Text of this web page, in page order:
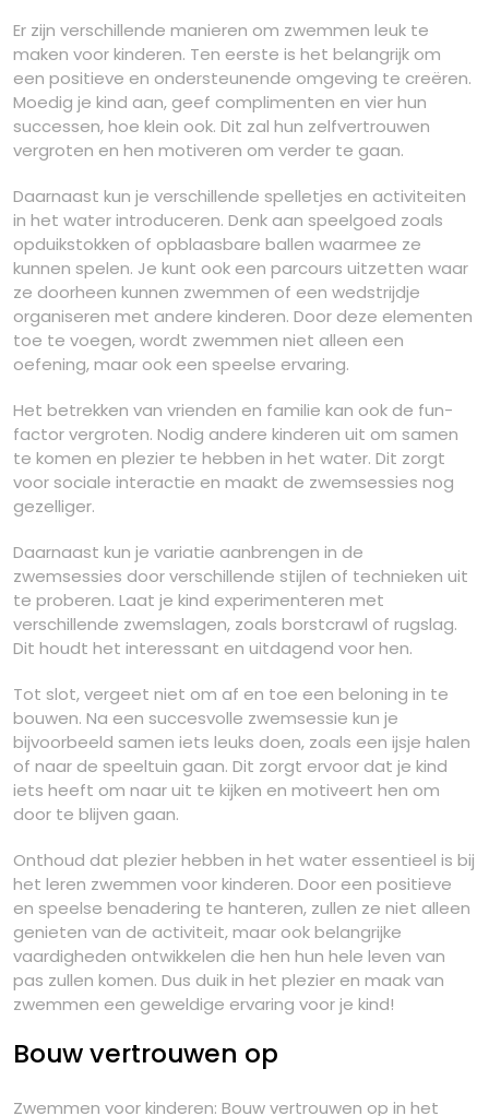
Er zijn verschillende manieren om zwemmen leuk te
maken voor kinderen. Ten eerste is het belangrijk om
een positieve en ondersteunende omgeving te creëren.
Moedig je kind aan, geef complimenten en vier hun
successen, hoe klein ook. Dit zal hun zelfvertrouwen
vergroten en hen motiveren om verder te gaan.
Daarnaast kun je verschillende spelletjes en activiteiten
in het water introduceren. Denk aan speelgoed zoals
opduikstokken of opblaasbare ballen waarmee ze
kunnen spelen. Je kunt ook een parcours uitzetten waar
ze doorheen kunnen zwemmen of een wedstrijdje
organiseren met andere kinderen. Door deze elementen
toe te voegen, wordt zwemmen niet alleen een
oefening, maar ook een speelse ervaring.
Het betrekken van vrienden en familie kan ook de fun-
factor vergroten. Nodig andere kinderen uit om samen
te komen en plezier te hebben in het water. Dit zorgt
voor sociale interactie en maakt de zwemsessies nog
gezelliger.
Daarnaast kun je variatie aanbrengen in de
zwemsessies door verschillende stijlen of technieken uit
te proberen. Laat je kind experimenteren met
verschillende zwemslagen, zoals borstcrawl of rugslag.
Dit houdt het interessant en uitdagend voor hen.
Tot slot, vergeet niet om af en toe een beloning in te
bouwen. Na een succesvolle zwemsessie kun je
bijvoorbeeld samen iets leuks doen, zoals een ijsje halen
of naar de speeltuin gaan. Dit zorgt ervoor dat je kind
iets heeft om naar uit te kijken en motiveert hen om
door te blijven gaan.
Onthoud dat plezier hebben in het water essentieel is bij
het leren zwemmen voor kinderen. Door een positieve
en speelse benadering te hanteren, zullen ze niet alleen
genieten van de activiteit, maar ook belangrijke
vaardigheden ontwikkelen die hen hun hele leven van
pas zullen komen. Dus duik in het plezier en maak van
zwemmen een geweldige ervaring voor je kind!
Bouw vertrouwen op
Zwemmen voor kinderen: Bouw vertrouwen op in het